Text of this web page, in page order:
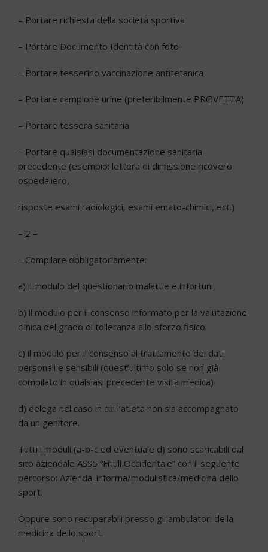
– Portare richiesta della società sportiva
– Portare Documento Identità con foto
– Portare tesserino vaccinazione antitetanica
– Portare campione urine (preferibilmente PROVETTA)
– Portare tessera sanitaria
– Portare qualsiasi documentazione sanitaria
precedente (esempio: lettera di dimissione ricovero
ospedaliero,
risposte esami radiologici, esami emato-chimici, ect.)
– 2 –
– Compilare obbligatoriamente:
a) il modulo del questionario malattie e infortuni,
b) il modulo per il consenso informato per la valutazione
clinica del grado di tolleranza allo sforzo fisico
c) il modulo per il consenso al trattamento dei dati
personali e sensibili (quest’ultimo solo se non già
compilato in qualsiasi precedente visita medica)
d) delega nel caso in cui l’atleta non sia accompagnato
da un genitore.
Tutti i moduli (a-b-c ed eventuale d) sono scaricabili dal
sito aziendale ASS5 “Friuli Occidentale” con il seguente
percorso: Azienda_informa/modulistica/medicina dello
sport.
Oppure sono recuperabili presso gli ambulatori della
medicina dello sport.